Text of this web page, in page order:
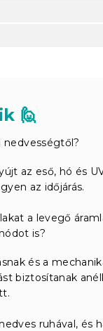
🙋
nedvességtől?
az eső, hó és
az időjárás.
a levegő
is?
és a
biztosítanak
ruhával, és